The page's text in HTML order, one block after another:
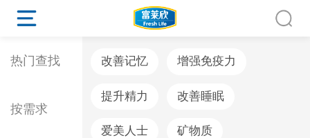
热门查找
按需求
改善记忆 增强免疫力
提升精力 改善睡眠
爱美人士 矿物质